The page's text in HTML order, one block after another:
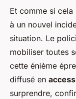
Et comme si
à un nouvel
situation. Le
mobiliser toutes
cette énième
diffusé en
surprendre,